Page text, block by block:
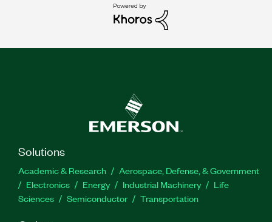
Solutions
Academic & Research
Aerospace, Defense, & Government
Electronics
Energy Industrial Machinery
Life
Sciences
Semiconductor Transportation